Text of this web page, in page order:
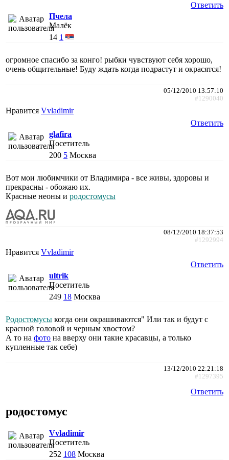
Ответить
Пчела
Малёк
14 1
огромное спасибо за конго! рыбки чувствуют себя хорошо,
очень общительные! Буду ждать когда подрастут и окрасятся!
05/12/2010 13:57:10
#1290040
Нравится Vvladimir
Ответить
glafira
Посетитель
200 5 Москва
Вот мои любимчики от Владимира - все живы, здоровы и
прекрасны - обожаю их.
Красные неоны и родостомусы
08/12/2010 18:37:53
#1292994
Нравится Vvladimir
Ответить
ultrik
Посетитель
249 18 Москва
Родостомусы когда они окрашиваются" Или так и будут с
красной головой и черным хвостом?
А то на фото на вверху они такие красавцы, а только
купленные так себе)
13/12/2010 22:21:18
#1297395
Ответить
родостомус
Vvladimir
Посетитель
252 108 Москва